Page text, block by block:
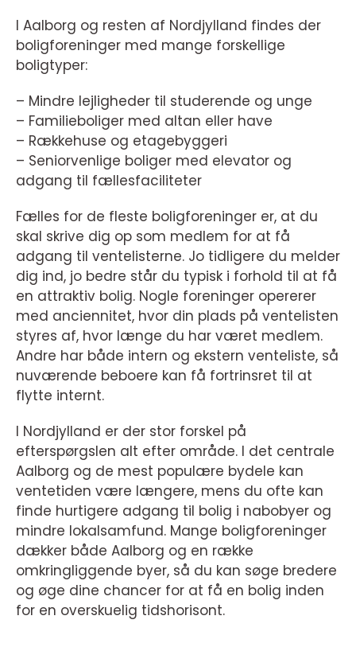
I Aalborg og resten af Nordjylland findes der
boligforeninger med mange forskellige
boligtyper:
– Mindre lejligheder til studerende og unge
– Familieboliger med altan eller have
– Rækkehuse og etagebyggeri
– Seniorvenlige boliger med elevator og
adgang til fællesfaciliteter
Fælles for de fleste boligforeninger er, at du
skal skrive dig op som medlem for at få
adgang til ventelisterne. Jo tidligere du melder
dig ind, jo bedre står du typisk i forhold til at få
en attraktiv bolig. Nogle foreninger opererer
med anciennitet, hvor din plads på ventelisten
styres af, hvor længe du har været medlem.
Andre har både intern og ekstern venteliste, så
nuværende beboere kan få fortrinsret til at
flytte internt.
I Nordjylland er der stor forskel på
efterspørgslen alt efter område. I det centrale
Aalborg og de mest populære bydele kan
ventetiden være længere, mens du ofte kan
finde hurtigere adgang til bolig i nabobyer og
mindre lokalsamfund. Mange boligforeninger
dækker både Aalborg og en række
omkringliggende byer, så du kan søge bredere
og øge dine chancer for at få en bolig inden
for en overskuelig tidshorisont.